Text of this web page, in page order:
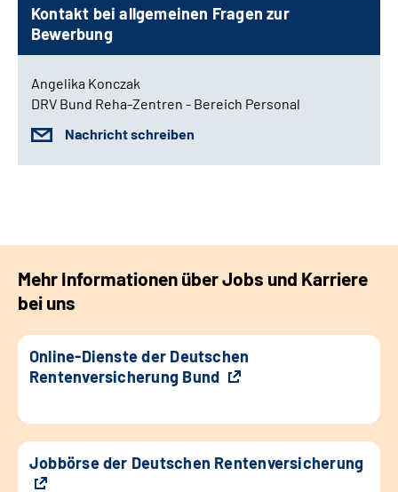
Kontakt bei allgemeinen Fragen zur
Bewerbung
Angelika Konczak
DRV Bund Reha-Zentren - Bereich Personal
Nachricht schreiben
Mehr Informationen über Jobs und Karriere
bei uns
Online-Dienste der Deutschen
Rentenversicherung Bund
Jobbörse der Deutschen Rentenversicherung